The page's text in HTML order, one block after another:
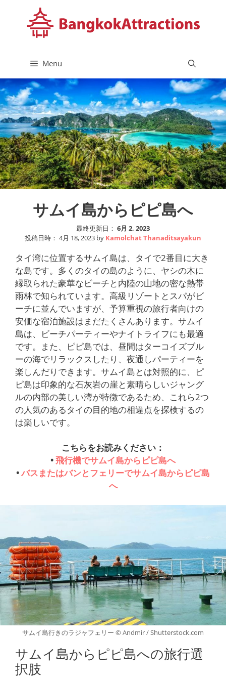
ス
キ
ッ
プ
Menu
サムイ島からピピ島へ
最終更新日： 6月 2, 2023
投稿日時： 4月 18, 2023 by Kamolchat Thanaditsayakun
タイ湾に位置するサムイ島は、タイで2番目に大き
な島です。多くのタイの島のように、ヤシの木に
縁取られた豪華なビーチと内陸の山地の密な熱帯
雨林で知られています。高級リゾートとスパがビ
ーチに並んでいますが、予算重視の旅行者向けの
安価な宿泊施設はまだたくさんあります。サムイ
島は、ビーチパーティーやナイトライフにも最適
です。また、ピピ島では、昼間はターコイズブル
ーの海でリラックスしたり、夜通しパーティーを
楽しんだりできます。サムイ島とは対照的に、ピ
ピ島は印象的な石灰岩の崖と素晴らしいジャング
ルの内部の美しい湾が特徴であるため、これら2つ
の人気のあるタイの目的地の相違点を探検するの
は楽しいです。
こちらをお読みください：
•飛行機でサムイ島からピピ島へ
•バスまたはバンとフェリーでサムイ島からピピ島
へ
サムイ島行きのラジャフェリー © Andmir / Shutterstock.com
サムイ島からピピ島への旅行選
択肢